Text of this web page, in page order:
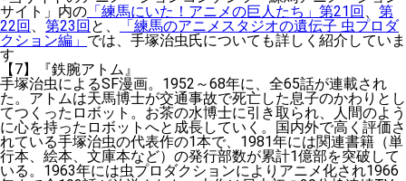
サイト」内の 「練馬にいた！アニメの巨人たち」第21回、 第
22回、 第23回と、
「練馬のアニメスタジオの遺伝子 虫プロダ
クション編」 では、手塚治虫氏についても詳しく紹介していま
す
【7】『鉄腕アトム』
手塚治虫によるSF漫画。1952～68年に、全65話が連載され
た。アトムは天馬博士が交通事故で死亡した息子のかわりとし
てつくったロボット。お茶の水博士に引き取られ、人間のよう
に心を持ったロボットへと成長していく。国内外で高く評価さ
れている手塚治虫の代表作の1本で、1981年には関連書籍（単
行本、絵本、文庫本など）の発行部数が累計1億部を突破して
いる。1963年には虫プロダクションによりアニメ化され1966